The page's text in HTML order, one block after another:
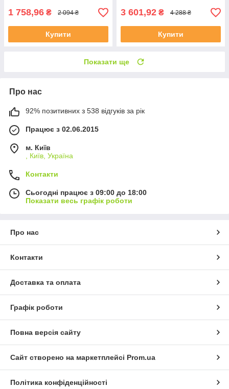
1 758,96 ₴ 2 094 ₴
Купити
3 601,92 ₴ 4 288 ₴
Купити
Показати ще
Про нас
92% позитивних з 538 відгуків за рік
Працює з 02.06.2015
м. Київ
, Київ, Україна
Контакти
Сьогодні працює з 09:00 до 18:00
Показати весь графік роботи
Про нас
Контакти
Доставка та оплата
Графік роботи
Повна версія сайту
Сайт створено на маркетплейсі Prom.ua
Політика конфіденційності